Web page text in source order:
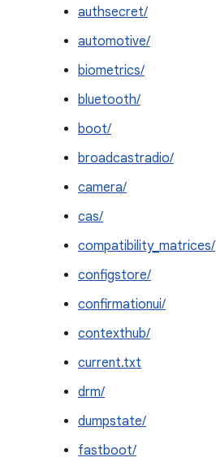
authsecret/
automotive/
biometrics/
bluetooth/
boot/
broadcastradio/
camera/
cas/
compatibility_matrices/
configstore/
confirmationui/
contexthub/
current.txt
drm/
dumpstate/
fastboot/